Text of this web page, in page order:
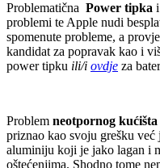
Problematična Power tipka
problemi te Apple nudi
spomenute probleme, a
kandidat za popravak kao i
power tipku ili/i ovdje za
Problem neotpornog kućišta
priznao kao svoju grešku već
aluminiju koji je jako lagan i
oštećenjima. Shodno tome